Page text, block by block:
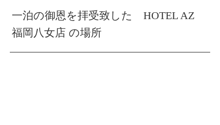
一泊の御恩を拝受致した HOTEL AZ
福岡八女店 の場所